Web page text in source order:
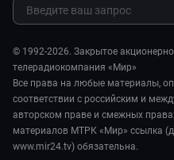
Шоу-бизнес
Стиль жизни
Сад и огород
Мировое соглашение
Предварительный диагноз
Пять причин поехать в...
Обратная связь
© 1992-2026. Закрытое
телерадиокомпания «Мир»
Все права на любые материалы,
соответствии с российским и
авторском праве и смежных
материалов МТРК «Мир» ссылка
www.mir24.tv) обязательна.